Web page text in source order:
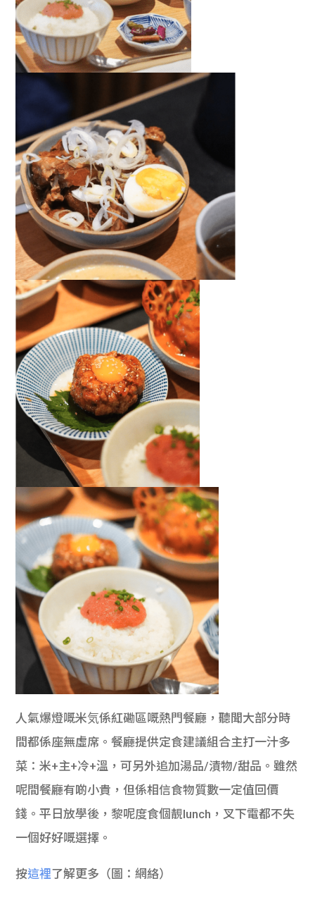
人氣爆燈嘅米気係紅磡區嘅熱門餐廳，聽聞大部分時
間都係座無虛席。餐廳提供定食建議組合主打一汁多
菜：米+主+冷+溫，可另外追加湯品/漬物/甜品。雖然
呢間餐廳有啲小貴，但係相信食物質數一定值回價
錢。平日放學後，黎呢度食個靚lunch，叉下電都不失
一個好好嘅選擇。
按這裡了解更多（圖：網絡）